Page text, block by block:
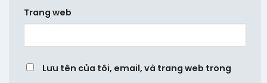
Trang web
Lưu tên của tôi, email, và trang web trong